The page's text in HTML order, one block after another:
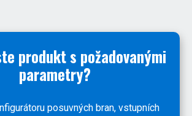
produkt s požadovanými
parametry?
posuvných bran, vstupních